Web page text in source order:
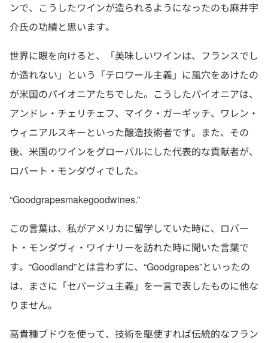
ンで、こうしたワインが造られるようになったのも麻井宇
介氏の功績と思います。
世界に眼を向けると、「美味しいワインは、フランスでし
か造れない」という「テロワール主義」に風穴をあけたの
が米国のパイオニアたちでした。こうしたパイオニアは、
アンドレ・チェリチェフ、マイク・ガーギッチ、ワレン・
ウィニアルスキーといった醸造技術者です。また、その
後、米国のワインをグローバルにした代表的な貢献者が、
ロバート・モンダヴィでした。
“Goodgrapesmakegoodwines.”
この言葉は、私がアメリカに留学していた時に、ロバー
ト・モンダヴィ・ワイナリーを訪れた時に聞いた言葉で
す。“Goodland”とは言わずに、“Goodgrapes”といったの
は、まさに「セパージュ主義」を一言で表したものに他な
りません。
高貴種ブドウを使って、技術を駆使すれば伝統的なフラン